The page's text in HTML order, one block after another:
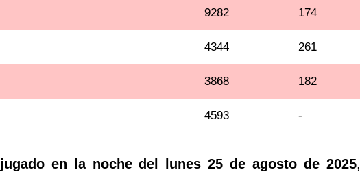
9282 174
4344 261
3868 182
4593 -
jugado en la noche del lunes 25 de agosto de 2025,